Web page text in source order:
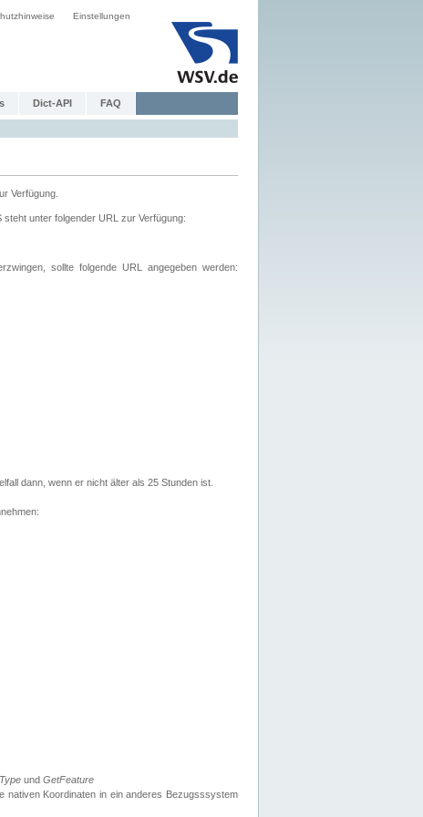
Einstellungen
Dict-API FAQ
Verfügung.
unter folgender URL zur Verfügung:
sollte folgende URL angegeben werden:
dann, wenn er nicht älter als 25 Stunden ist.
und GetFeature
nativen Koordinaten in ein anderes Bezugsssystem